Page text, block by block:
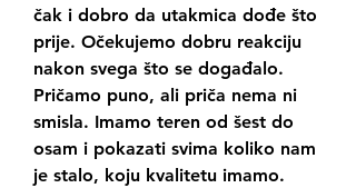
čak i dobro da utakmica dođe što
prije. Očekujemo dobru reakciju
nakon svega što se događalo.
Pričamo puno, ali priča nema ni
smisla. Imamo teren od šest do
osam i pokazati svima koliko nam
je stalo, koju kvalitetu imamo.